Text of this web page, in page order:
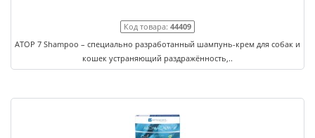
Код товара: 44409
АТОР 7 Shampoo – специально разработанный шампунь-крем для собак и
кошек устраняющий раздражённость,..